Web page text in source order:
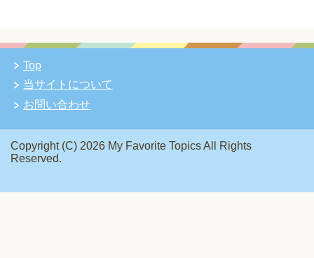
Top
当サイトについて
お問い合わせ
Copyright (C) 2026 My Favorite TopicsAll Rights
Reserved.